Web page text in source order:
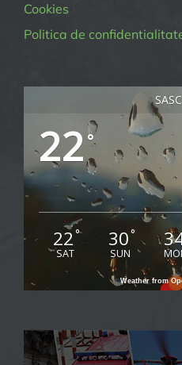
Cookies
Politica de
22°
22°
SAT
30°
SUN
Weather from